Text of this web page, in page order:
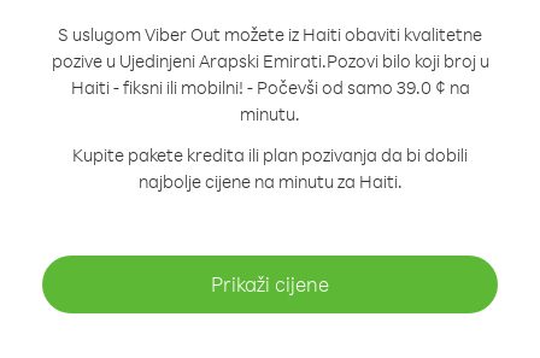
S uslugom Viber Out možete iz Haiti obaviti kvalitetne
pozive u Ujedinjeni Arapski Emirati.Pozovi bilo koji broj u
Haiti - fiksni ili mobilni! - Počevši od samo 39.0 ¢ na
minutu.
Kupite pakete kredita ili plan pozivanja da bi dobili
najbolje cijene na minutu za Haiti.
Prikaži cijene